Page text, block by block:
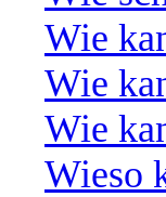
Wie
Wie
Wie
Wieso